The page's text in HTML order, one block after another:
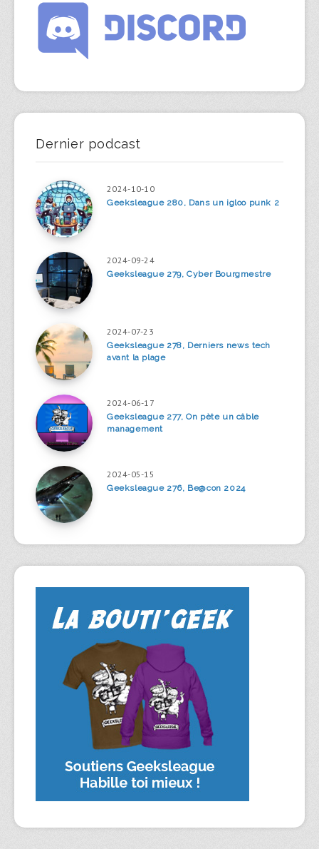
Dernier podcast
2024-10-10
Geeksleague 280, Dans un igloo punk 2
2024-09-24
Geeksleague 279, Cyber Bourgmestre
2024-07-23
Geeksleague 278, Derniers news tech
avant la plage
2024-06-17
Geeksleague 277, On pète un câble
management
2024-05-15
Geeksleague 276, Be@con 2024